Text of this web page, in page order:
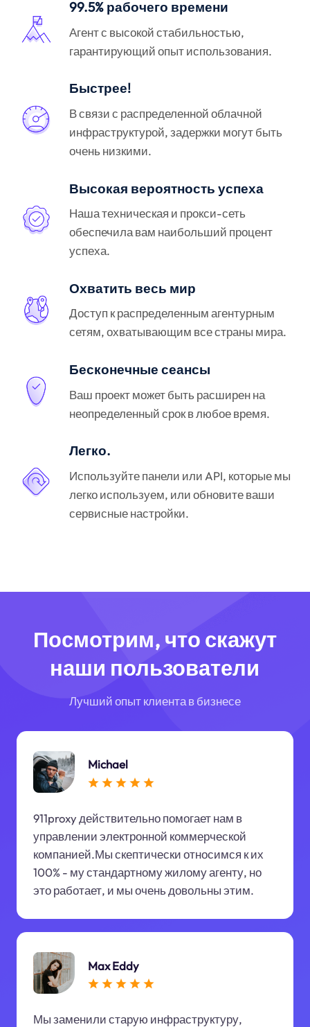
99.5% рабочего времени
Агент с высокой стабильностью,
гарантирующий опыт использования.
Быстрее!
В связи с распределенной облачной
инфраструктурой, задержки могут быть
очень низкими.
Высокая вероятность успеха
Наша техническая и прокси-сеть
обеспечила вам наибольший процент
успеха.
Охватить весь мир
Доступ к распределенным агентурным
сетям, охватывающим все страны мира.
Бесконечные сеансы
Ваш проект может быть расширен на
неопределенный срок в любое время.
Легко.
Используйте панели или API, которые мы
легко используем, или обновите ваши
сервисные настройки.
Посмотрим, что скажут
наши пользователи
Лучший опыт клиента в бизнесе
Michael
911proxy действительно помогает нам в
управлении электронной коммерческой
компанией.Мы скептически относимся к их
100% - му стандартному жилому агенту, но
это работает, и мы очень довольны этим.
Max Eddy
Мы заменили старую инфраструктуру,